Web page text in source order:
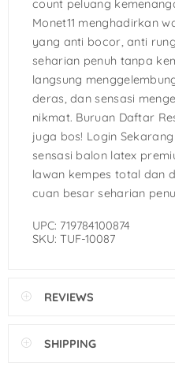
count peluang
Monet11 menghadirkan
yang anti bocor, anti
seharian penuh tanpa
langsung
deras, dan sensasi
nikmat. Buruan Daftar
juga bos! Login
sensasi balon latex
lawan kempes total dan
cuan besar seharian
UPC: 719784100874
SKU: TUF-10087
REVIEWS
SHIPPING